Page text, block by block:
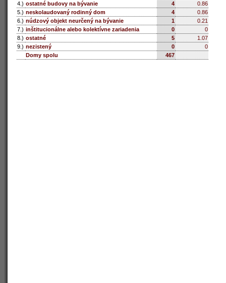
4.) ostatné budovy na bývanie 4
0.86
5.) neskolaudovaný rodinný dom 4
0.86
6.) núdzový objekt neurčený na bývanie 1
0.21
7.) inštitucionálne alebo kolektívne zariadenia 0
0
8.) ostatné 5
1.07
9.) nezistený 0
0
Domy spolu
467